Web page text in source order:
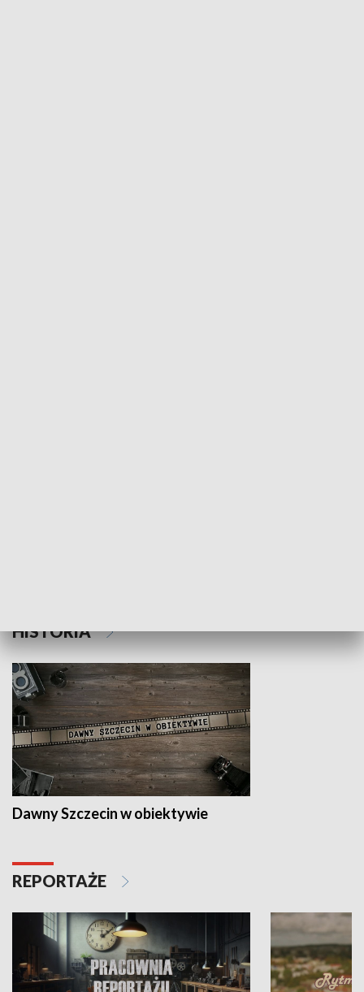
HISTORIA
Dawny Szczecin w obiektywie
REPORTAŻE